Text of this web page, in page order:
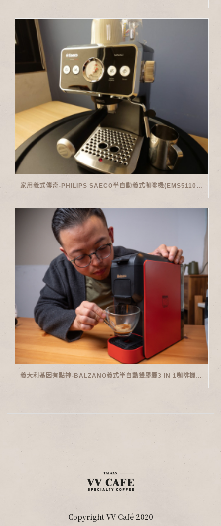
家用義式傳奇-PHILIPS SAECO半自動義式咖啡機(EMS5110)開箱
義大利基因有點神-BALZANO義式半自動雙膠囊3 IN 1咖啡機開箱
Copyright VV Café 2020